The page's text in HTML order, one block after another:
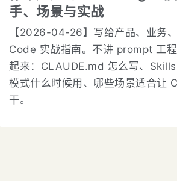
手、场景与实战
【2026-04-26】写给产品、业务
Code 实战指南。不讲 prompt 工
起来：CLAUDE.md 怎么写、
模式什么时候用、哪些场景适合让
干。